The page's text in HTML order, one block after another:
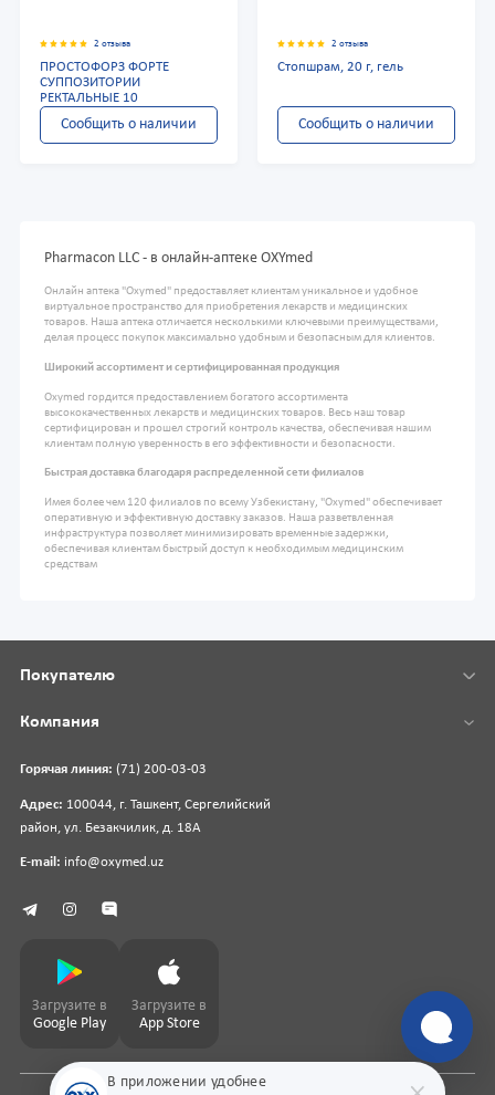
2 отзыва
ПРОСТОФОРЗ ФОРТЕ
СУППОЗИТОРИИ
РЕКТАЛЬНЫЕ 10
Сообщить о наличии
2 отзыва
Стопшрам, 20 г, гель
Сообщить о наличии
Pharmacon LLC - в онлайн-аптеке OXYmed
Онлайн аптека "Oxymed" предоставляет клиентам уникальное и удобное
виртуальное пространство для приобретения лекарств и медицинских
товаров. Наша аптека отличается несколькими ключевыми преимуществами,
делая процесс покупок максимально удобным и безопасным для клиентов.
Широкий ассортимент и сертифицированная продукция
Oxymed гордится предоставлением богатого ассортимента
высококачественных лекарств и медицинских товаров. Весь наш товар
сертифицирован и прошел строгий контроль качества, обеспечивая нашим
клиентам полную уверенность в его эффективности и безопасности.
Быстрая доставка благодаря распределенной сети филиалов
Имея более чем 120 филиалов по всему Узбекистану, "Oxymed" обеспечивает
оперативную и эффективную доставку заказов. Наша разветвленная
инфраструктура позволяет минимизировать временные задержки,
обеспечивая клиентам быстрый доступ к необходимым медицинским
средствам
В приложении удобнее
Горячая линия: (71) 200-03-03
Адрес: 100044, г. Ташкент, Сергелийский
район, ул. Безакчилик, д. 18А
E-mail: info@oxymed.uz
Покупателю
Компания
Загрузите в
Google Play
Загрузите в
App Store